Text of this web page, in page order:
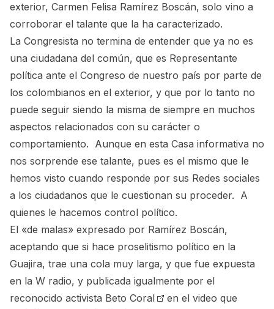
exterior, Carmen Felisa Ramírez Boscán, solo vino a
corroborar el talante que la ha caracterizado.
La Congresista no termina de entender que ya no es
una ciudadana del común, que es Representante
política ante el Congreso de nuestro país por parte de
los colombianos en el exterior, y que por lo tanto no
puede seguir siendo la misma de siempre en muchos
aspectos relacionados con su carácter o
comportamiento. Aunque en esta Casa informativa no
nos sorprende ese talante, pues es el mismo que le
hemos visto cuando responde por sus Redes sociales
a los ciudadanos que le cuestionan su proceder. A
quienes le hacemos control político.
El «de malas» expresado por Ramírez Boscán,
aceptando que si hace proselitismo político en la
Guajira, trae una cola muy larga, y que fue expuesta
en la W radio, y publicada igualmente por el
reconocido activista Beto Coral
en el video que